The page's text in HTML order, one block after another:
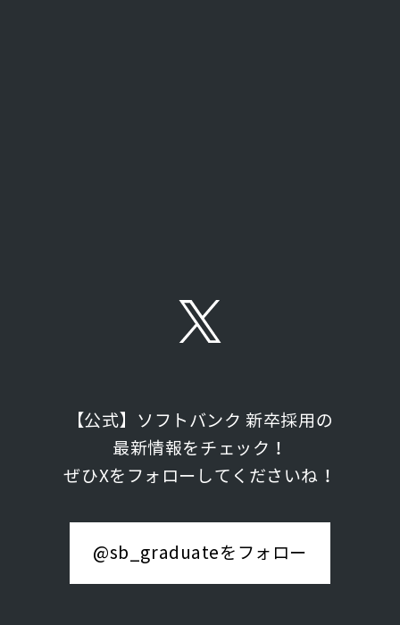
【公式】ソフトバンク 新卒採用の
最新情報をチェック！
ぜひXをフォローしてくださいね！
@sb_graduateをフォロー